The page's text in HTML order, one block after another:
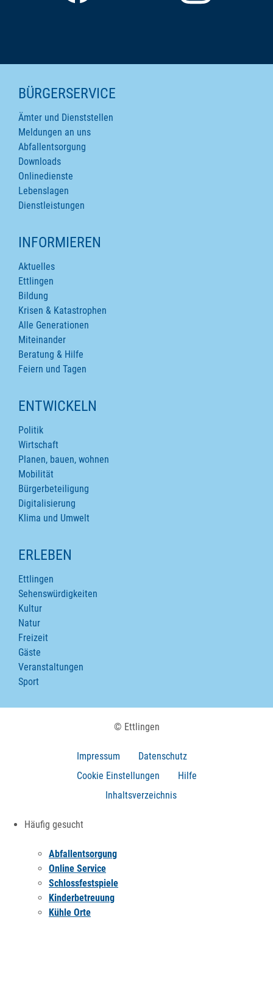
SEITENINHALTE
BÜRGERSERVICE
Ämter und Dienststellen
Meldungen an uns
Abfallentsorgung
Downloads
Onlinedienste
Lebenslagen
Dienstleistungen
INFORMIEREN
Aktuelles
Ettlingen
Bildung
Krisen & Katastrophen
Alle Generationen
Miteinander
Beratung & Hilfe
Feiern und Tagen
ENTWICKELN
Politik
Wirtschaft
Planen, bauen, wohnen
Mobilität
Bürgerbeteiligung
Digitalisierung
Klima und Umwelt
ERLEBEN
Ettlingen
Sehenswürdigkeiten
Kultur
Natur
Freizeit
Gäste
Veranstaltungen
Sport
© Ettlingen
Impressum
Datenschutz
Cookie Einstellungen
Hilfe
Inhaltsverzeichnis
Häufig gesucht
Abfallentsorgung
Online Service
Schlossfestspiele
Kinderbetreuung
Kühle Orte